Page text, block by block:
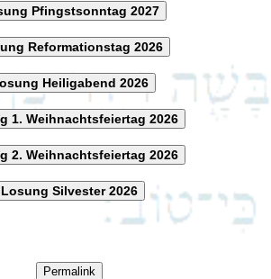
Pfingstsonntag 2027
Reformationstag 2026
Heiligabend 2026
1. Weihnachtsfeiertag 2026
2. Weihnachtsfeiertag 2026
Losung Silvester 2026
Permalink